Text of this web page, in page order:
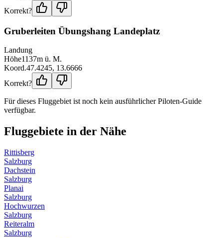
Korrekt?
Gruberleiten Übungshang Landeplatz
Landung
Höhe1137m ü. M.
Koord.47.4245, 13.6666
Korrekt?
Für dieses Fluggebiet ist noch kein ausführlicher Piloten-Guide
verfügbar.
Fluggebiete in der Nähe
Rittisberg
Salzburg
Dachstein
Salzburg
Planai
Salzburg
Hochwurzen
Salzburg
Reiteralm
Salzburg